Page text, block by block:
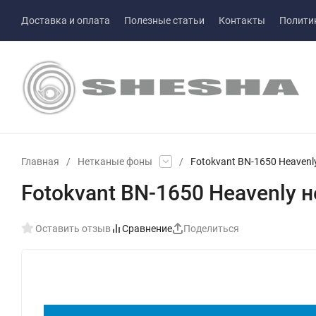
Доставка и оплата Полезные статьи Контакты
Главная / Нетканые фоны / Fotokvant BN-1650
Fotokvant BN-1650 Heavenly
Оставить отзыв Сравнение Поделиться